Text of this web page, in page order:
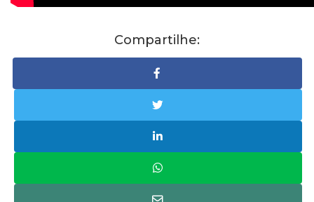
Compartilhe: